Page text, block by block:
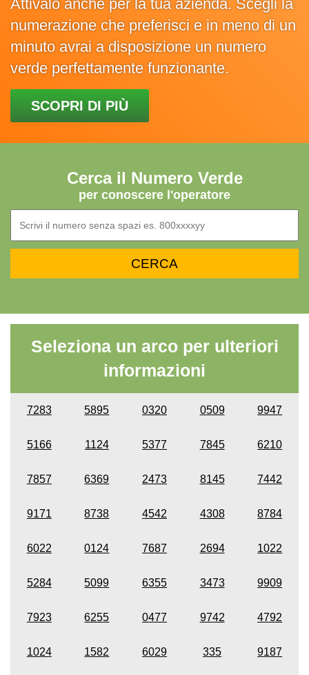
Attivalo anche per la tua azienda. Scegli la
numerazione che preferisci e in meno di un
minuto avrai a disposizione un numero
verde perfettamente funzionante.
SCOPRI DI PIÙ
Cerca il Numero Verde
per conoscere l'operatore
Seleziona un arco per ulteriori
informazioni
7283 5895 0320 0509 9947
5166 1124 5377 7845 6210
7857 6369 2473 8145 7442
9171 8738 4542 4308 8784
6022 0124 7687 2694 1022
5284 5099 6355 3473 9909
7923 6255 0477 9742 4792
1024 1582 6029 335 9187